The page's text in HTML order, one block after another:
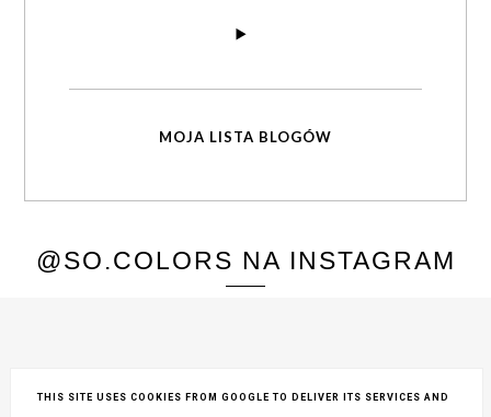
MOJA LISTA BLOGÓW
@SO.COLORS NA INSTAGRAM
THIS SITE USES COOKIES FROM GOOGLE TO DELIVER ITS SERVICES AND